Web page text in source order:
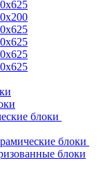
блоки
блоки
блоки